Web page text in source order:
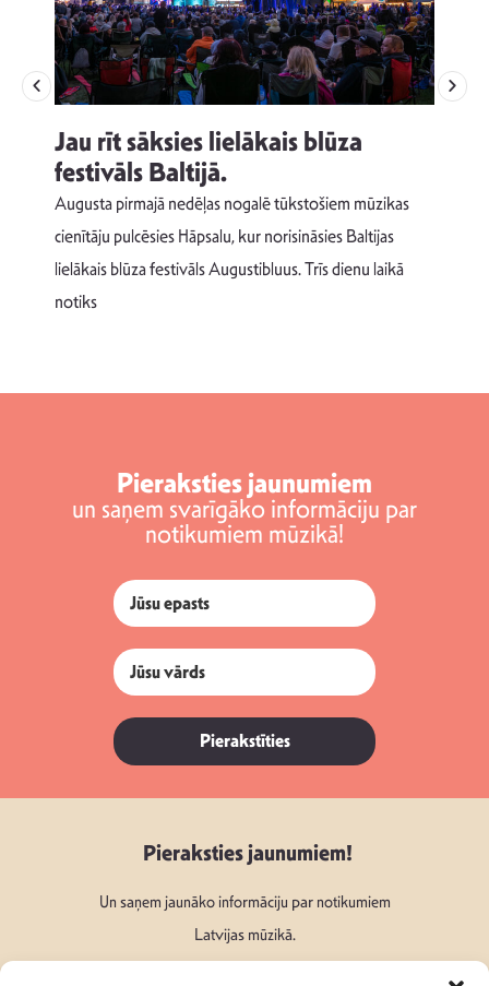
Jau rīt sāksies lielākais blūza
festivāls Baltijā.
Augusta pirmajā nedēļas nogalē tūkstošiem mūzikas
cienītāju pulcēsies Hāpsalu, kur norisināsies Baltijas
lielākais blūza festivāls Augustibluus. Trīs dienu laikā
notiks
Pieraksties jaunumiem
un saņem svarīgāko informāciju par
notikumiem mūzikā!
Pierakstīties
Pieraksties jaunumiem!
Un saņem jaunāko informāciju par notikumiem
Latvijas mūzikā.